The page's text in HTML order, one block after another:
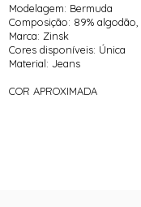
Modelagem: Bermuda
Composição: 89% algodão,
Marca: Zinsk
Cores disponíveis: Única
Material: Jeans
COR APROXIMADA